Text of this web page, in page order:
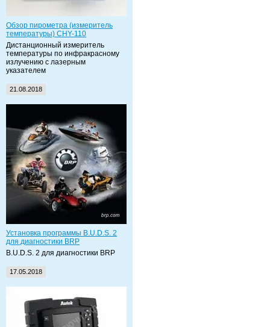
Обзор пирометра (измеритель
температуры) CHY-110
Дистанционный измеритель
температуры по инфракрасному
излучению с лазерным
указателем
21.08.2018
Установка программы B.U.D.S. 2
для диагностики BRP
B.U.D.S. 2 для диагностики BRP
17.05.2018